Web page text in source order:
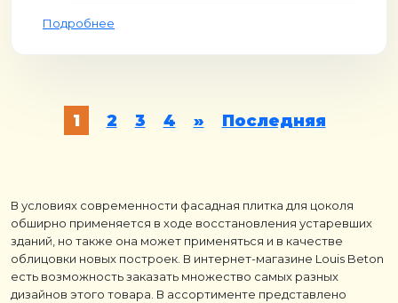
Подробнее
1 2 3 4 » Последняя
В условиях современности фасадная плитка для цоколя
обширно применяется в ходе восстановления устаревших
зданий, но также она может применяться и в качестве
облицовки новых построек. В интернет-магазине Louis Beton
есть возможность заказать множество самых разных
дизайнов этого товара. В ассортименте представлено